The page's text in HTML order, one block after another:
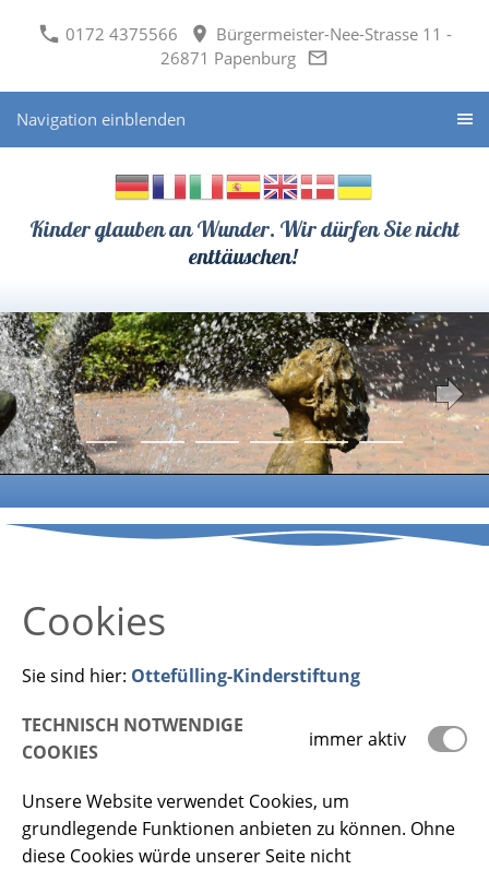
0172 4375566
Bürgermeister-Nee-Strasse 11 -
26871 Papenburg
Navigation einblenden
Kinder glauben an Wunder. Wir dürfen Sie nicht
enttäuschen!
Cookies
Sie sind hier: Ottefülling-Kinderstiftung
TECHNISCH NOTWENDIGE
COOKIES
immer aktiv
Unsere Website verwendet Cookies, um
grundlegende Funktionen anbieten zu können. Ohne
diese Cookies würde unserer Seite nicht